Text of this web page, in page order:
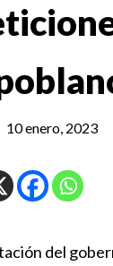
10 enero, 2023
del